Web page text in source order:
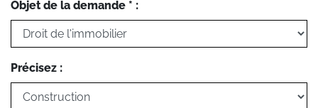
Objet de la demande * :
Précisez :